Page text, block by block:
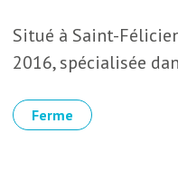
Situé à Saint-
2016, spécialisée
Ferme